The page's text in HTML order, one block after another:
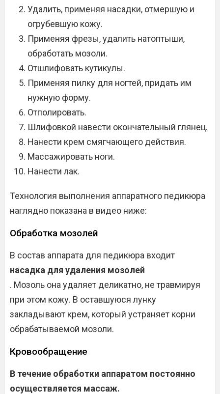
Удалить, применяя насадки, отмершую и
огрубевшую кожу.
Применяя фрезы, удалить натоптыши,
обработать мозоли.
Отшлифовать кутикулы.
Применяя пилку для ногтей, придать им
нужную форму.
Отполировать.
Шлифовкой навести окончательный глянец.
Нанести крем смягчающего действия.
Массажировать ноги.
Нанести лак.
Технология выполнения аппаратного педикюра
наглядно показана в видео ниже:
Обработка мозолей
В состав аппарата для педикюра входит
насадка для удаления мозолей
. Мозоль она удаляет деликатно, не травмируя
при этом кожу. В оставшуюся лунку
закладывают крем, который устраняет корни
обрабатываемой мозоли.
Кровообращение
В течение обработки аппаратом постоянно
осуществляется массаж.